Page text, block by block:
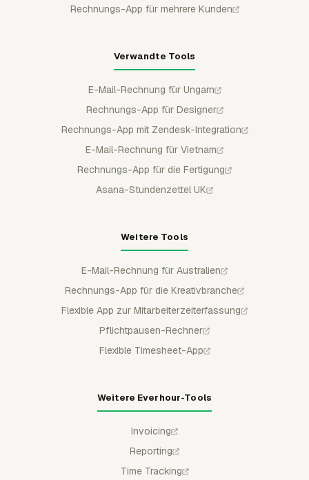
Rechnungs-App für mehrere Kunden
Verwandte Tools
E-Mail-Rechnung für Ungarn
Rechnungs-App für Designer
Rechnungs-App mit Zendesk-Integration
E-Mail-Rechnung für Vietnam
Rechnungs-App für die Fertigung
Asana-Stundenzettel UK
Weitere Tools
E-Mail-Rechnung für Australien
Rechnungs-App für die Kreativbranche
Flexible App zur Mitarbeiterzeiterfassung
Pflichtpausen-Rechner
Flexible Timesheet-App
Weitere Everhour-Tools
Invoicing
Reporting
Time Tracking